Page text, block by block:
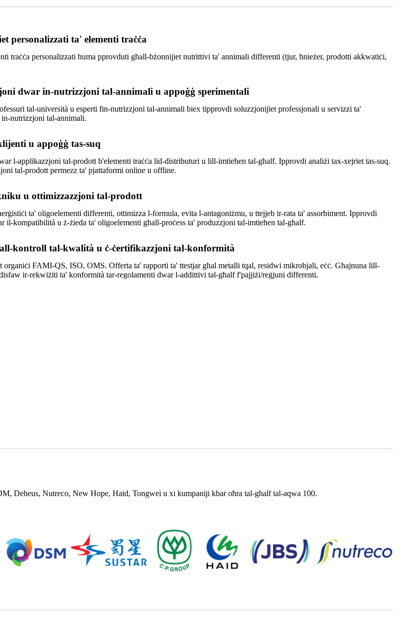
personalizzati ta' elementi traċċa
traċċa personalizzati huma pprovduti għall-bżonnijiet nutrittivi ta' annimali differenti (tjur, ħnieżer, prodotti akkwatiċi,
dwar in-nutrizzjoni tal-annimali u appoġġ sperimentali
tal-università u esperti fin-nutrizzjoni tal-annimali biex tipprovdi soluzzjonijiet professjonali u servizzi ta'
nutrizzjoni tal-annimali.
u appoġġ tas-suq
l-applikazzjoni tal-prodott b'elementi traċċa lid-distributuri u lill-imtieħen tal-għalf. Ipprovdi analiżi tax-xejriet tas-suq.
tal-prodott permezz ta' pjattaformi online u offline.
u ottimizzazzjoni tal-prodott
ta' oligoelementi differenti, ottimizza l-formula, evita l-antagoniżmu, u ttejjeb ir-rata ta' assorbiment. Ipprovdi
il-kompatibilità u ż-żieda ta' oligoelementi għall-proċess ta' produzzjoni tal-imtieħen tal-għalf.
kontroll tal-kwalità u ċ-ċertifikazzjoni tal-konformità
organiċi FAMI-QS, ISO, OMS. Offerta ta' rapporti ta' ttestjar għal metalli tqal, residwi mikrobjali, eċċ. Għajnuna lill-
ir-rekwiżiti ta' konformità tar-regolamenti dwar l-addittivi tal-għalf f'pajjiżi/reġjuni differenti.
Deheus, Nutreco, New Hope, Haid, Tongwei u xi kumpaniji kbar oħra tal-għalf tal-aqwa 100.